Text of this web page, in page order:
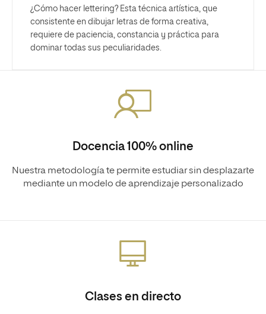
¿Cómo hacer lettering? Esta técnica artística, que
consistente en dibujar letras de forma creativa,
requiere de paciencia, constancia y práctica para
dominar todas sus peculiaridades.
Docencia 100% online
Nuestra metodología te permite estudiar sin desplazarte
mediante un modelo de aprendizaje personalizado
Clases en directo